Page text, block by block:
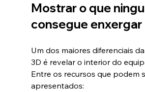
Mostrar o que
consegue enxergar
Um dos maiores diferenciais
3D é revelar o interior do
Entre os recursos que podem
apresentados: